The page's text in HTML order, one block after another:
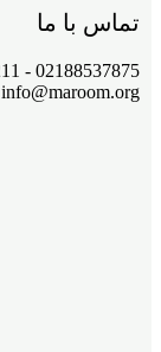
تماس با ما
02188537875 - 09033877211
info@maroom.org